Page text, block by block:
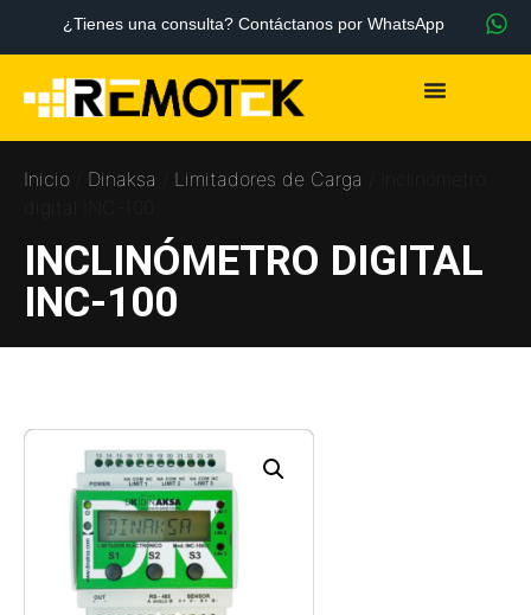
¿Tienes una consulta? Contáctanos por WhatsApp
Inicio Dinaksa Limitadores de Carga
INCLINÓMETRO DIGITAL
INC-100